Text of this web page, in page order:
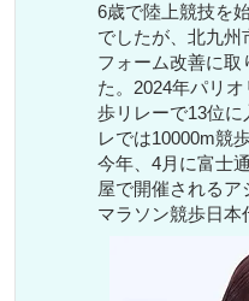
6歳で陸上競技を始
でしたが、 北九州
フォーム改善に取
た。 2024年パリ
歩リレーで13位に
レでは10000m競
今年、4月に富士
屋で開催されるア
マラソン競歩日本